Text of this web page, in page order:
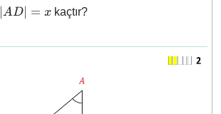
\abs{AD}
AD = x kaçtır?